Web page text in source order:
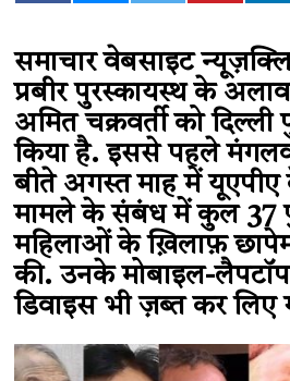
समाचार वेबसाइट
प्रबीर पुरस्कायस्थ के
अमित चक्रवर्ती को दिल्ली
किया है. इससे पहले
बीते अगस्त माह में यूएपीए
मामले के संबंध में कुल 37
महिलाओं के ख़िलाफ़
की. उनके मोबाइल-
डिवाइस भी ज़ब्त कर लिए